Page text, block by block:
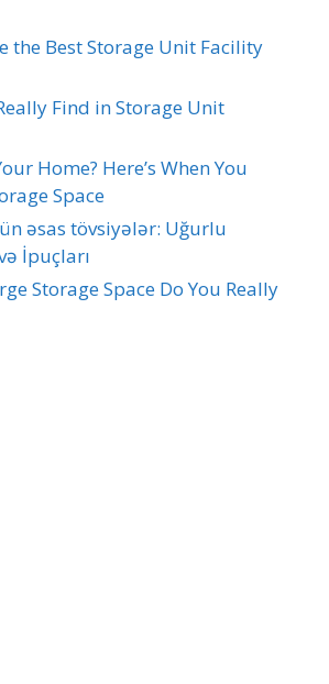
the Best Storage Unit Facility
Find in Storage Unit
Home? Here’s When You
Space
əsas tövsiyələr: Uğurlu
İpuçları
Storage Space Do You Really